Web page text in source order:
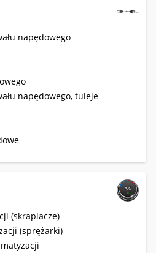
napędowego
napędowego, tuleje
(skraplacze)
(sprężarki)